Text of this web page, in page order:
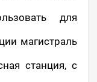
для
магистраль
станция, с